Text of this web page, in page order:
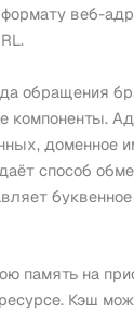
веб-
обращения
компоненты.
доменное
способ
память на
Кэш